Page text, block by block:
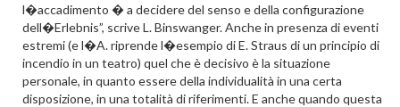
l�accadimento � a decidere del senso e della configurazione
dell�Erlebnis”, scrive L. Binswanger. Anche in presenza di eventi
estremi (e l�A. riprende l�esempio di E. Straus di un principio di
incendio in un teatro) quel che è decisivo è la situazione
personale, in quanto essere della individualità in una certa
disposizione, in una totalità di riferimenti. E anche quando questa